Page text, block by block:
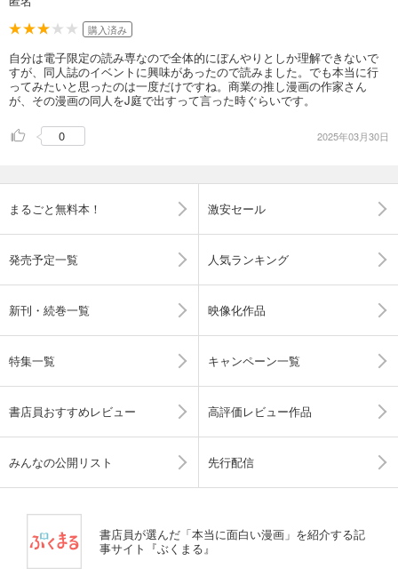
購入済み
自分は電子限定の読み専なので全体的にぼんやりとしか理解できないで
すが、同人誌のイベントに興味があったので読みました。でも本当に行
ってみたいと思ったのは一度だけですね。商業の推し漫画の作家さん
が、その漫画の同人をJ庭で出すって言った時ぐらいです。
0 2025年03月30日
まるごと無料本！ 激安セール
発売予定一覧 人気ランキング
新刊・続巻一覧 映像化作品
特集一覧 キャンペーン一覧
書店員おすすめレビュー 高評価レビュー作品
みんなの公開リスト 先行配信
書店員が選んだ「本当に面白い漫画」を紹介する記
事サイト『ぶくまる』